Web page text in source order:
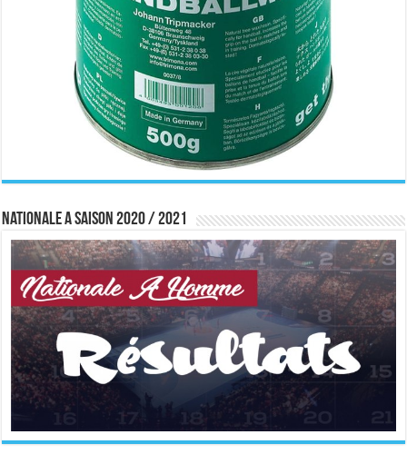
Nationale A saison 2020 / 2021